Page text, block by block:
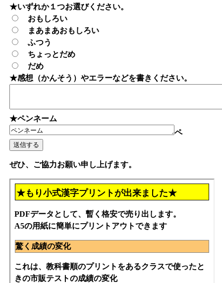
★いずれか１つお選びください。
おもしろい
まあまあおもしろい
ふつう
ちょっとだめ
だめ
★感想（かんそう）やエラーなどを書きください。
★ペンネーム
ペ
ぜひ、ご協力お願い申し上げます。